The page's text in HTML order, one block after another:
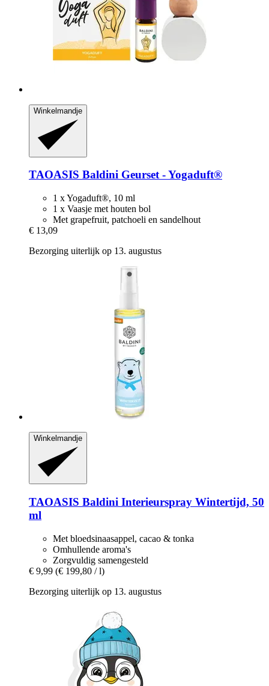
Winkelmandje
TAOASIS Baldini Geurset -​ Yogaduft®
1 x Yogaduft®, 10 ml
1 x Vaasje met houten bol
Met grapefruit, patchoeli en sandelhout
€ 13,09
Bezorging uiterlijk op 13. augustus
Winkelmandje
TAOASIS Baldini Interieurspray Wintertijd, 50
ml
Met bloedsinaasappel, cacao & tonka
Omhullende aroma's
Zorgvuldig samengesteld
€ 9,99 (€ 199,80 / l)
Bezorging uiterlijk op 13. augustus